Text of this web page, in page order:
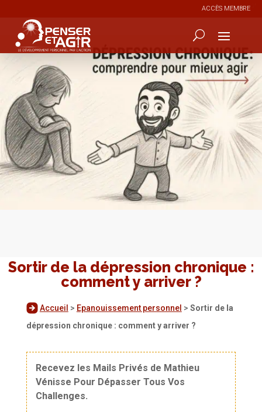
ACCÈS MEMBRE
Sortir de la dépression chronique :
comment y arriver ?
Accueil > Epanouissement personnel > Sortir de la
dépression chronique : comment y arriver ?
Recevez les Mails Privés de Mathieu
Vénisse Pour Dépasser Tous Vos
Challenges.